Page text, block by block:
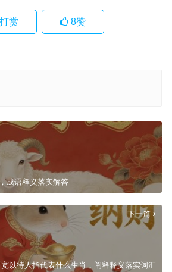
赏 8赞
成语释义落实解答
下一篇
宽以待人指代表什么生肖，阐释释义落实词汇